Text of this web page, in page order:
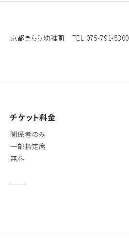
京都きらら幼稚園 TEL.075-791-5300
チケット料金
関係者のみ
一部指定席
無料